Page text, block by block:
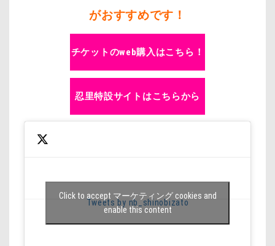
がおすすめです！
チケットのweb購入はこちら！
忍里特設サイトはこちらから
Tweets by nb_shinobizato
Click to accept マーケティング cookies and
enable this content